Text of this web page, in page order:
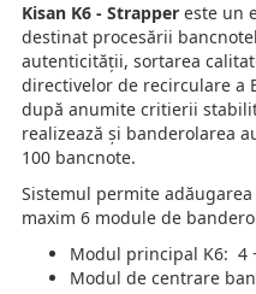
Kisan K6 - Strappereste un
destinat procesării
autenticității, sortarea
directivelor de recirculare a
după anumite critierii
realizează și banderolarea
100 bancnote.
Sistemul permite
maxim 6 module de
Modul principal K6: 4
Modul de centrare